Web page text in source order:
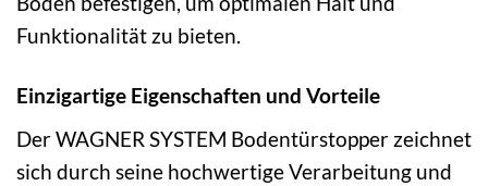
Funktionalität zu bieten.
Einzigartige Eigenschaften und Vorteile
Der WAGNER SYSTEM Bodentürstopper zeichnet
sich durch seine hochwertige Verarbeitung und